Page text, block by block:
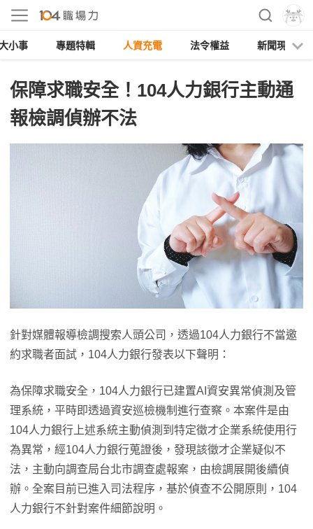
小事 專題特輯 人資充電 法令權益 新聞現場
保障求職安全！104人力銀行主動通
報檢調偵辦不法
針對媒體報導檢調搜索人頭公司，透過104人力銀行不當邀
約求職者面試，104人力銀行發表以下聲明：
為保障求職安全，104人力銀行已建置AI資安異常偵測及管
理系統，平時即透過資安巡檢機制進行查察。本案件是由
104人力銀行上述系統主動偵測到特定徵才企業系統使用行
為異常，經104人力銀行蒐證後，發現該徵才企業疑似不
法，主動向調查局台北市調查處報案，由檢調展開後續偵
辦。全案目前已進入司法程序，基於偵查不公開原則，104
人力銀行不針對案件細節說明。